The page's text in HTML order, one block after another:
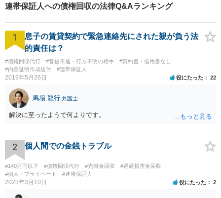
連帯保証人への債権回収の法律Q&Aランキング
1
息子の賃貸契約で緊急連絡先にされた親が負う法
的責任は？
#債権回収代行 #音信不通・行方不明の相手
#契約書・借用書なし
#内容証明作成送付
#連帯保証人
2019年5月26日 役にたった 22
馬場 龍行 弁護士
解決に至ったようで何よりです。
2 個人間での金銭トラブル
#140万円以下 #債権回収代行 #売掛金回収
#遅延損害金回収
#個人・プライベート
#連帯保証人
2023年3月10日 役にたった 2